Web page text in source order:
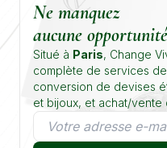
Ne manquez
aucune
Situé à Paris, Change
complète de services
conversion de devises
et bijoux, et achat/vente